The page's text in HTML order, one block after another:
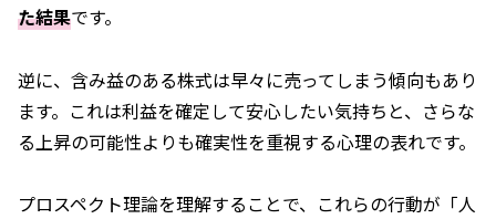
た結果です。
逆に、含み益のある株式は早々に売ってしまう傾向もあり
ます。これは利益を確定して安心したい気持ちと、さらな
る上昇の可能性よりも確実性を重視する心理の表れです。
プロスペクト理論を理解することで、これらの行動が「人